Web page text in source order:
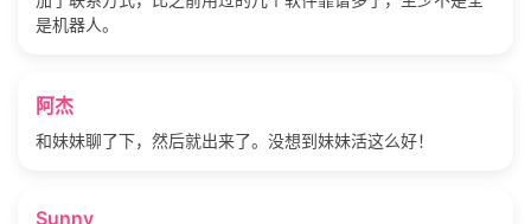
是机器人。
阿杰
和妹妹聊了下，然后就出来了。没想到妹妹活这么好！
Sunny